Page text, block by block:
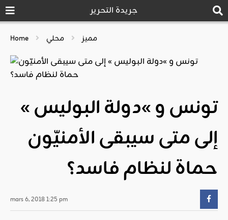
جريدة التحرير
Home مميز محلي
تونس و »دولة البوليس »
إلى متى سيبقى الأمنيّون
حماة لنظام فاسد؟
mars 6, 2018 1:25 pm